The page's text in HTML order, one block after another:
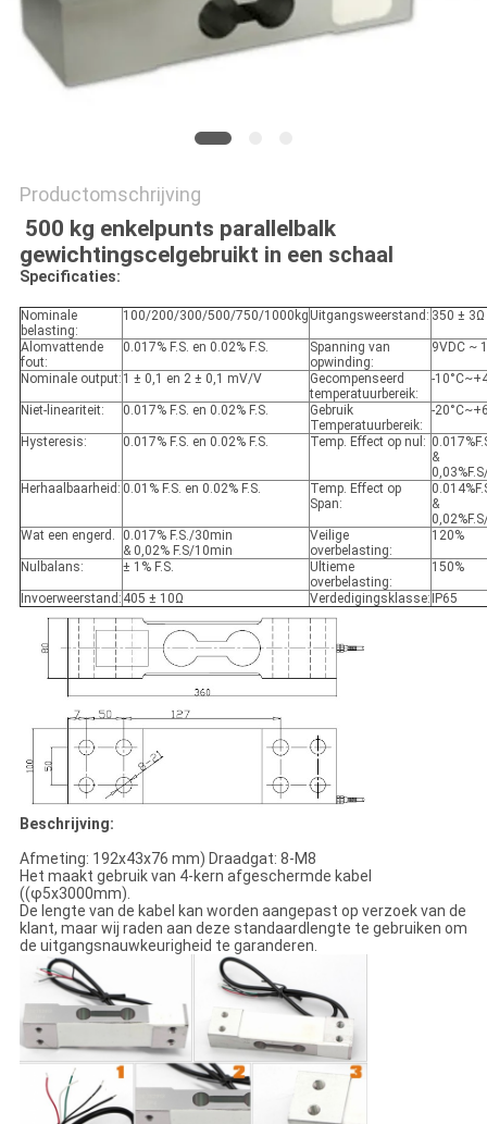
Productomschrijving
500 kg enkelpunts parallelbalk
gewichtingscel gebruikt in een schaal
Specificaties:
Nominale
belasting:
100/200/300/500/750/1000kg Uitgangsweerstand: 350 ± 3Ω
Alomvattende
fout:
0.017% F.S. en 0.02% F.S.
Spanning van
opwinding:
9VDC ~
Nominale output: 1 ± 0,1 en 2 ± 0,1 mV/V
Gecompenseerd
temperatuurbereik:
-
Niet-lineariteit: 0.017% F.S. en 0.02% F.S.
Gebruik
Temperatuurbereik:
-
Hysteresis: 0.017% F.S. en 0.02% F.S. Temp. Effect op nul:
&
Herhaalbaarheid: 0.01% F.S. en 0.02% F.S.
Temp. Effect op
Span:
&
Wat een engerd.
0.017% F.S./30min
& 0,02% F.S/10min
Veilige
overbelasting:
120%
Nulbalans: ± 1% F.S.
Ultieme
overbelasting:
150%
Invoerweerstand: 405 ± 10Ω Verdedigingsklasse: IP65
Beschrijving:
Afmeting: 192x43x76 mm) Draadgat: 8-M8
Het maakt gebruik van 4-kern afgeschermde kabel
((φ5x3000mm).
De lengte van de kabel kan worden aangepast op verzoek van de
klant, maar wij raden aan deze standaardlengte te gebruiken om
de uitgangsnauwkeurigheid te garanderen.